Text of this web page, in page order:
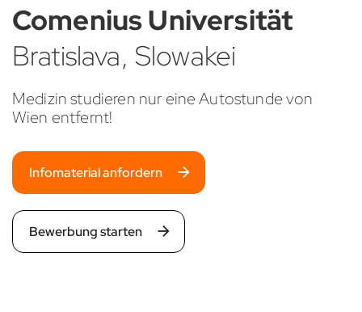
Comenius Universität
Bratislava, Slowakei
Medizin studieren nur eine Autostunde von
Wien entfernt!
Infomaterial anfordern
Bewerbung starten